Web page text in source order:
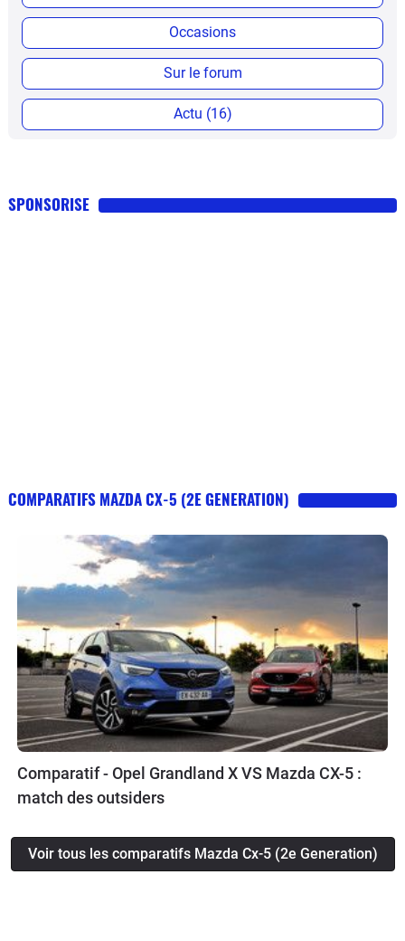
Occasions
Sur le forum
Actu (16)
SPONSORISE
COMPARATIFS MAZDA CX-5 (2E GENERATION)
Comparatif - Opel Grandland X VS Mazda CX-5 :
match des outsiders
Voir tous les comparatifs Mazda Cx-5 (2e Generation)